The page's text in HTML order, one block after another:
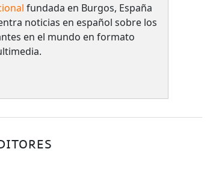
fundada en Burgos, España
noticias en español sobre los
en el mundo en formato